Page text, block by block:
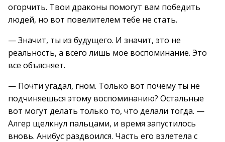
огорчить. Твои драконы помогут вам победить
людей, но вот повелителем тебе не стать.
— Значит, ты из будущего. И значит, это не
реальность, а всего лишь мое воспоминание. Это
все объясняет.
— Почти угадал, гном. Только вот почему ты не
подчиняешься этому воспоминанию? Остальные
вот могут делать только то, что делали тогда. —
Алгер щелкнул пальцами, и время запустилось
вновь. Анибус раздвоился. Часть его взлетела с